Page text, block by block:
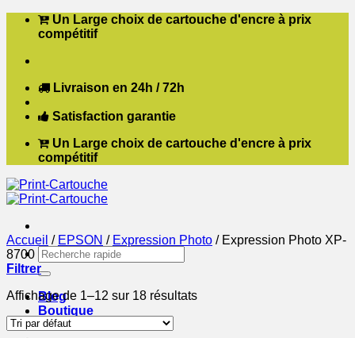
Passer Un Large choix de cartouche d'encre à prix
compétitif
Livraison en 24h / 72h
Satisfaction garantie
Un Large choix de cartouche d'encre à prix
compétitif
Recherche
pour :
Blog
Boutique
Contact
Accueil / EPSON / Expression Photo /Expression Photo XP-
8700
Filtrer
Affichage de 1–12 sur 18 résultats